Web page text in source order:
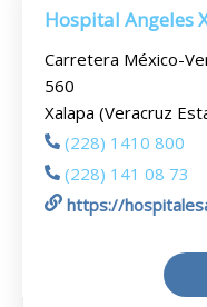
Hospital Angeles
Carretera México-
560
Xalapa (Veracruz
(228) 1410 800
(228) 141 08 73
https://